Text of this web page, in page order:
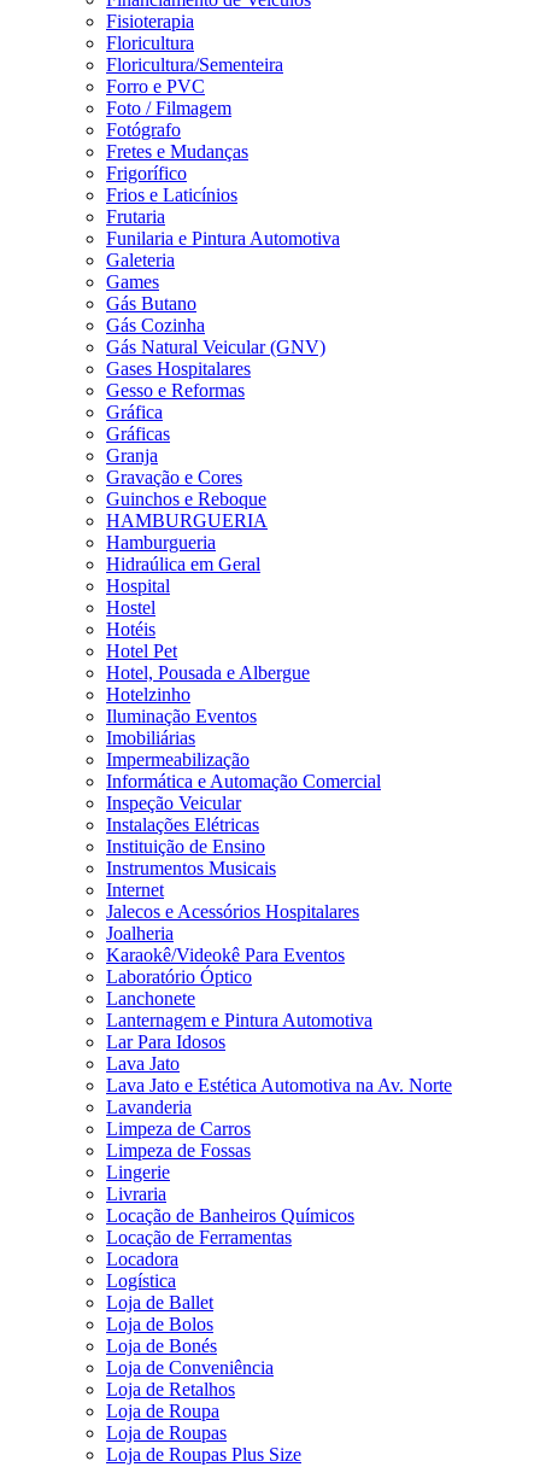
Fisioterapia
Floricultura
Floricultura/Sementeira
Forro e PVC
Foto / Filmagem
Fotógrafo
Fretes e Mudanças
Frigorífico
Frios e Laticínios
Frutaria
Funilaria e Pintura Automotiva
Galeteria
Games
Gás Butano
Gás Cozinha
Gás Natural Veicular (GNV)
Gases Hospitalares
Gesso e Reformas
Gráfica
Gráficas
Granja
Gravação e Cores
Guinchos e Reboque
HAMBURGUERIA
Hamburgueria
Hidraúlica em Geral
Hospital
Hostel
Hotéis
Hotel Pet
Hotel, Pousada e Albergue
Hotelzinho
Iluminação Eventos
Imobiliárias
Impermeabilização
Informática e Automação Comercial
Inspeção Veicular
Instalações Elétricas
Instituição de Ensino
Instrumentos Musicais
Internet
Jalecos e Acessórios Hospitalares
Joalheria
Karaokê/Videokê Para Eventos
Laboratório Óptico
Lanchonete
Lanternagem e Pintura Automotiva
Lar Para Idosos
Lava Jato
Lava Jato e Estética Automotiva na Av. Norte
Lavanderia
Limpeza de Carros
Limpeza de Fossas
Lingerie
Livraria
Locação de Banheiros Químicos
Locação de Ferramentas
Locadora
Logística
Loja de Ballet
Loja de Bolos
Loja de Bonés
Loja de Conveniência
Loja de Retalhos
Loja de Roupa
Loja de Roupas
Loja de Roupas Plus Size